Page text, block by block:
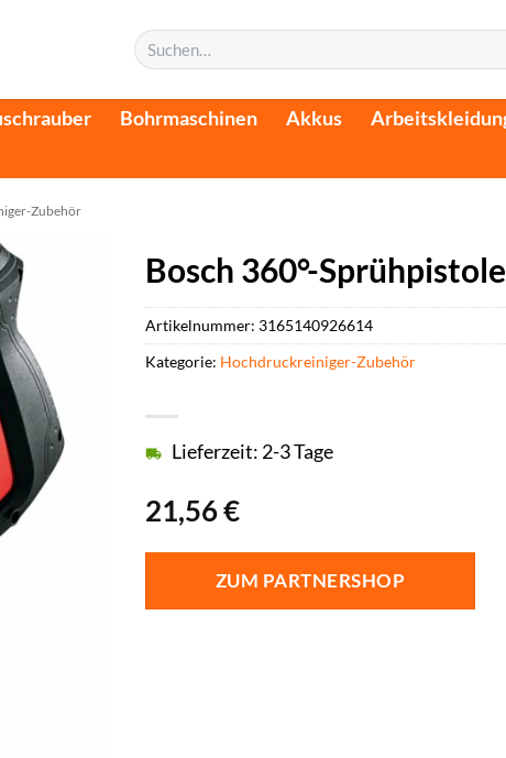
Suchen
nach:
Bohrmaschinen Akkus
Zubehör
Bosch 360°-
21,56€
Lieferzeit: 2-3 Tage
ZUM PARTNERSHOP
Artikelnummer: 3165140926614
Kategorie: Hochdruckreiniger-Zubehör